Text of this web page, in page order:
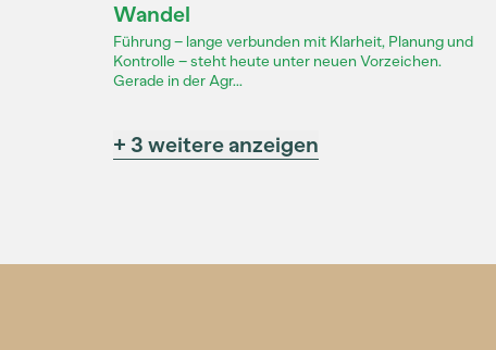
Wandel
Führung – lange verbunden mit Klarheit, Planung und
Kontrolle – steht heute unter neuen Vorzeichen.
Gerade in der Agr...
+ 3 weitere anzeigen